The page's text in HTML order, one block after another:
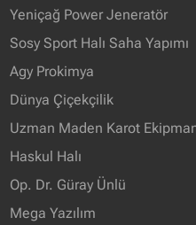
Yeniçağ Power Jeneratör
Sosy Sport Halı Saha Yapımı
Agy Prokimya
Dünya Çiçekçilik
Uzman Maden Karot
Haskul Halı
Op. Dr. Güray Ünlü
Mega Yazılım